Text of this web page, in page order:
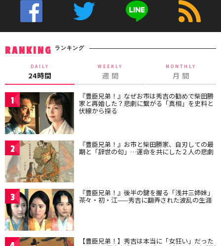
RANKING ランキング
DAILY
24時間
WEEKLY
週 間
MONTHLY
月 間
1 『豊臣兄弟！』なぜお市は秀吉の勧めで柴田勝
家と再婚した？悲劇に繋がる「真相」を史料と
伏線から探る
2 『豊臣兄弟！』お市と柴田勝家、自刃しての最
期と「辞世の句」…運命を共にした２人の悲劇
3 『豊臣兄弟！』後半の鍵を握る「浅井三姉妹」
茶々・初・江——秀吉に翻弄された波乱の生涯
【豊臣兄弟！】秀吉は本当に「女狂い」だった